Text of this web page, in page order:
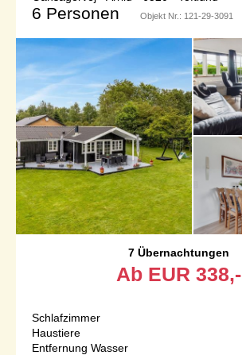
6 Personen Objekt Nr.: 121-29-3091
7 Übernachtungen
Ab EUR 338,-
Schlafzimmer
Haustiere
Entfernung Wasser